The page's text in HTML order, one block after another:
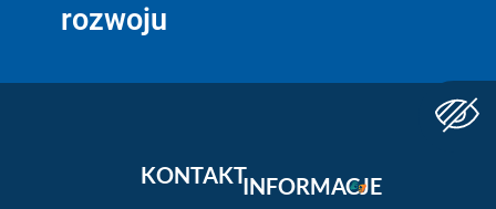
rozwoju
KONTAKTINFORMACJE